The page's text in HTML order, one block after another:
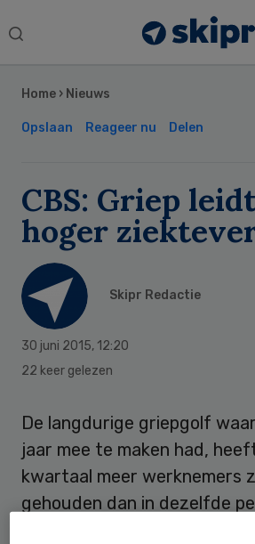
Search
Home › Nieuws
Opslaan Reageer nu Delen
CBS: Griep
hoger
Skipr Redactie
30 juni 2015, 12:20
22 keer gelezen
De langdurige griepgolf
jaar mee te maken had,
kwartaal meer werknemers
gehouden dan in dezelfde
Sidebar